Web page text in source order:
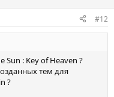
#12
Sun : Key of Heaven ?
тем для
?